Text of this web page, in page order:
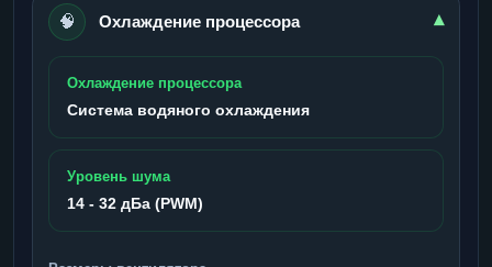
🧠 Охлаждение процессора ▾
Охлаждение процессора
Система водяного охлаждения
Уровень шума
14 - 32 дБа (PWM)